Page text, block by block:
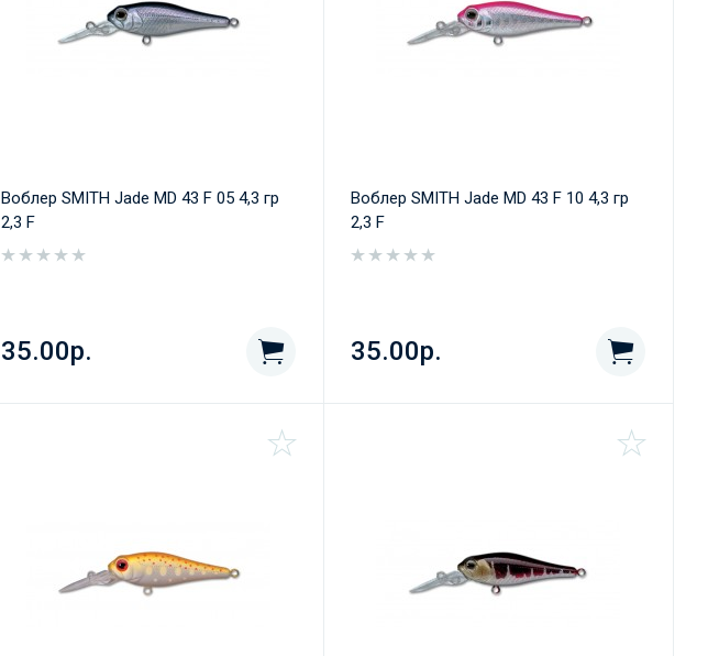
Воблер SMITH Jade MD 43 F 05 4,3 гр
2,3 F
35.00р.
Воблер SMITH Jade MD 43 F 10 4,3 гр
2,3 F
35.00р.